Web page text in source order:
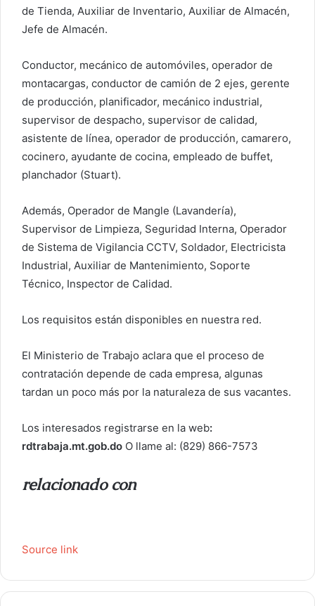
c
de Tienda, Auxiliar de Inventario, Auxiliar de Almacén,
Jefe de Almacén.
Conductor, mecánico de automóviles, operador de
montacargas, conductor de camión de 2 ejes, gerente
de producción, planificador, mecánico industrial,
supervisor de despacho, supervisor de calidad,
asistente de línea, operador de producción, camarero,
cocinero, ayudante de cocina, empleado de buffet,
planchador (Stuart).
Además, Operador de Mangle (Lavandería),
Supervisor de Limpieza, Seguridad Interna, Operador
de Sistema de Vigilancia CCTV, Soldador, Electricista
Industrial, Auxiliar de Mantenimiento, Soporte
Técnico, Inspector de Calidad.
Los requisitos están disponibles en nuestra red.
El Ministerio de Trabajo aclara que el proceso de
contratación depende de cada empresa, algunas
tardan un poco más por la naturaleza de sus vacantes.
Los interesados ​​registrarse en la web:
rdtrabaja.mt.gob.do O llame al: (829) 866-7573
relacionado con
Source link